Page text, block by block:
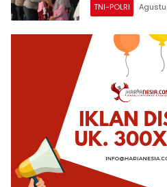
TNI-POLRI